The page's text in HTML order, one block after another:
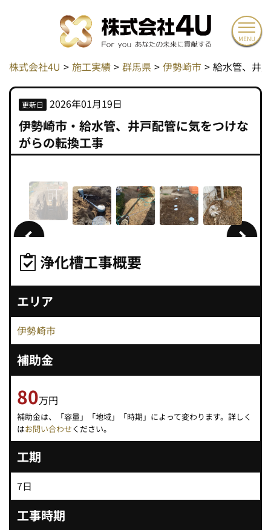
MENU
株式会社4U 施工実績 群馬県 伊勢崎市 給水管、井
更新日 2026年01月19日
伊勢崎市・給水管、井戸配管に気をつけな
がらの転換工事
浄化槽工事概要
エリア
伊勢崎市
補助金
80万円
補助金は、「容量」「地域」「時期」によって変わります。詳しく
はお問い合わせください。
工期
7日
工事時期